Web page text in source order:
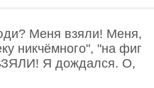
Меня взяли! Меня,
никчёмного", "на фиг
Я дождался. О,